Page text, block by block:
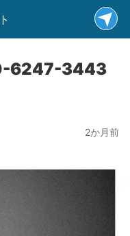
6247-3443
2か月前